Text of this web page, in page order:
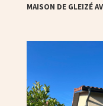
MAISON DE GLEIZÉ